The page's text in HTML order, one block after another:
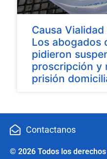
Causa
Los abogados
pidieron
proscripción y
prisión
Contactanos
© 2026 Todos los